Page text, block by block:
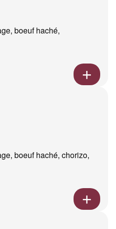
boeuf haché,
boeuf haché, chorizo,